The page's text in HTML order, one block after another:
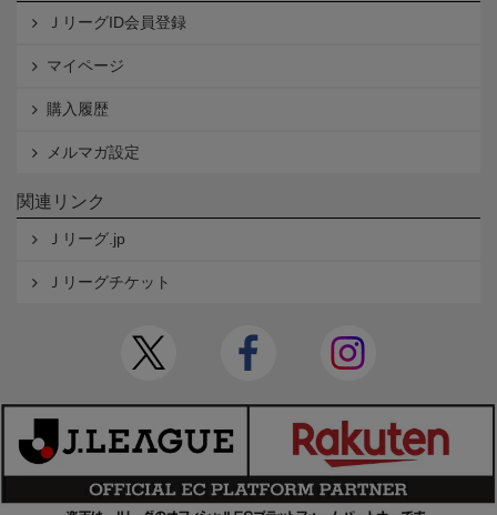
ＪリーグID会員登録
マイページ
購入履歴
メルマガ設定
関連リンク
Ｊリーグ.jp
Ｊリーグチケット